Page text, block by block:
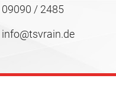
09090 / 2485
info@tsvrain.de